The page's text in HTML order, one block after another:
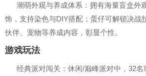
潮萌外观与养成体系：拥有海量盲盒外
饰，支持染色与DIY搭配；蛋仔可解锁决战
伙伴、宠物等养成内容，彰显个性。
游戏玩法
经典派对闯关：休闲/巅峰派对中，32名